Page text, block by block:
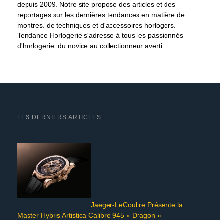
depuis 2009. Notre site propose des articles et des
reportages sur les dernières tendances en matière de
montres, de techniques et d'accessoires horlogers.
Tendance Horlogerie s'adresse à tous les passionnés
d'horlogerie, du novice au collectionneur averti.
LES DERNIERS ARTICLES
Jaeger-LeCoultre Présente la
Master Hybris Artistica Calibre 945 « Dragon »